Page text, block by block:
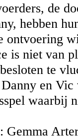
de
hebben
ontvoering
is niet van
te
en Vic
waarbij
Gemma